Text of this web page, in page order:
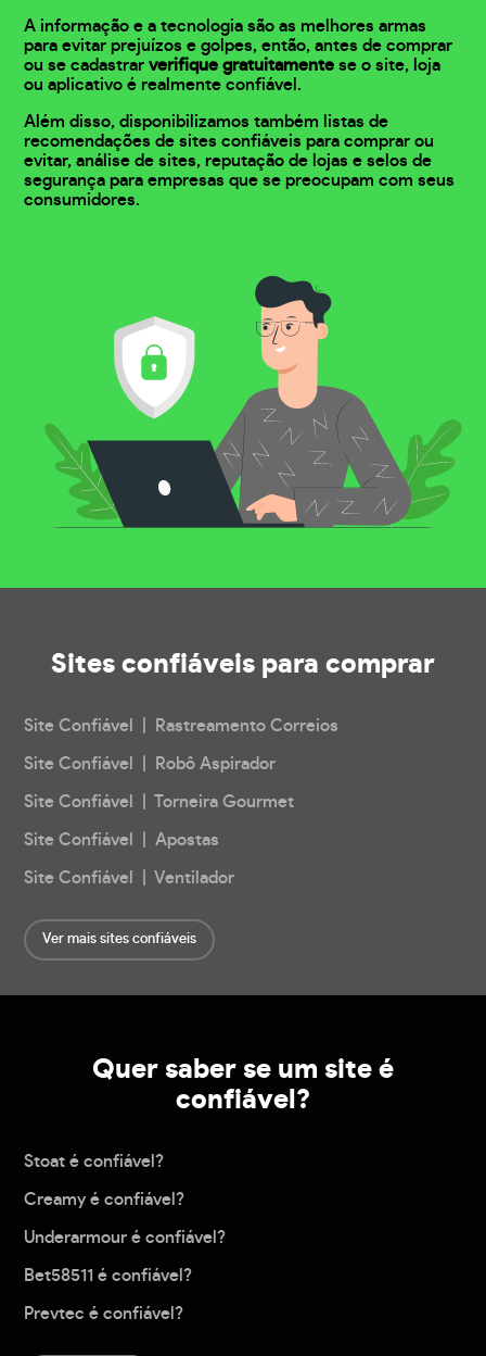
A informação e a tecnologia são as melhores armas
para evitar prejuízos e golpes, então, antes de comprar
ou se cadastrarverifique gratuitamente se o site, loja
ou aplicativo é realmente confiável.
Além disso, disponibilizamos também listas de
recomendações de sites confiáveis para comprar ou
evitar, análise de sites, reputação de lojas e selos de
segurança para empresas que se preocupam com seus
consumidores.
Sites confiáveis para comprar
Site Confiável | Rastreamento Correios
Site Confiável | Robô Aspirador
Site Confiável | Torneira Gourmet
Site Confiável | Apostas
Site Confiável | Ventilador
Ver mais sites confiáveis
Quer saber se um site é
confiável?
Stoat é confiável?
Creamy é confiável?
Underarmour é confiável?
Bet58511 é confiável?
Prevtec é confiável?